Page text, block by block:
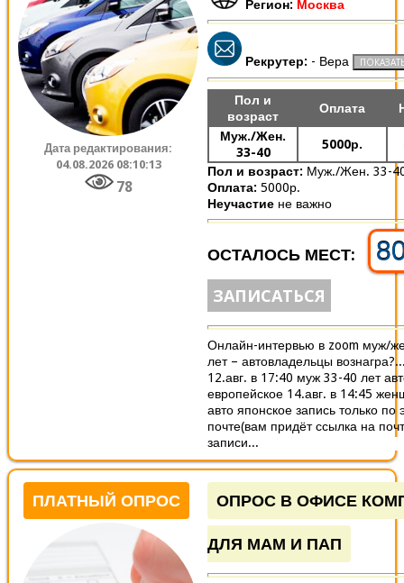
Дата редактирования:
04.08.2026 08:10:13
78
Регион: Москва
Рекрутер: - Вера
Пол и
возраст
Оплата
Муж./Жен.
33-40
5000р.
Пол и возраст: Муж./Жен. 33-
Оплата: 5000р.
Неучастие не важно
ОСТАЛОСЬ МЕСТ:
ЗАПИСАТЬСЯ
Онлайн-интервью в zoom муж/
лет – автовладельцы
12.авг. в 17:40 муж 33-40 лет
европейское 14.авг. в 14:45
авто японское запись только по
почте(вам придёт ссылка на
записи...
ПЛАТНЫЙ ОПРОС ОПРОС В ОФИСЕ
ДЛЯ МАМ И ПАП